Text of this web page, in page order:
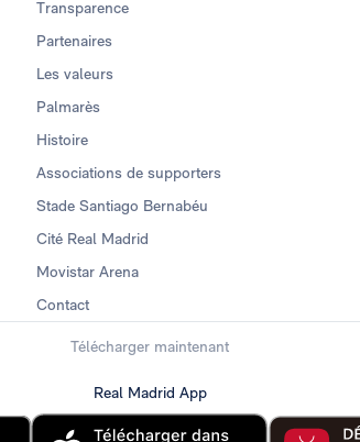
Transparence
Partenaires
Les valeurs
Palmarès
Histoire
Associations de supporters
Stade Santiago Bernabéu
Cité Real Madrid
Movistar Arena
Contact
Télécharger maintenant
Real Madrid App